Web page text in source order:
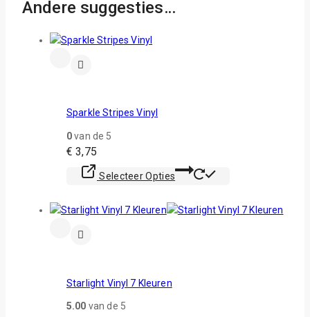
Andere suggesties…
Sparkle Stripes Vinyl
0van de 5
€ 3,75
Selecteer Opties
Starlight Vinyl 7 Kleuren
5.00 van de 5